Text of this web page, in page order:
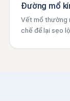
Đường mổ
Vết mổ thường
chế để lại sẹo